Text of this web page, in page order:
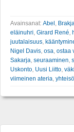
Avainsanat: Abel
eläinuhri Girard René
juutalaisuus
Nigel Davis osa ostaa
Sakarja seuraaminen
Uskonto Uusi Liitto
viimeinen ateria yhteisö